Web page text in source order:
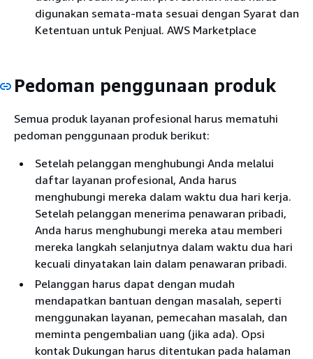
digunakan semata-mata sesuai dengan Syarat dan
Ketentuan untuk Penjual. AWS Marketplace
Pedoman penggunaan produk
Semua produk layanan profesional harus mematuhi
pedoman penggunaan produk berikut:
Setelah pelanggan menghubungi Anda melalui
daftar layanan profesional, Anda harus
menghubungi mereka dalam waktu dua hari kerja.
Setelah pelanggan menerima penawaran pribadi,
Anda harus menghubungi mereka atau memberi
mereka langkah selanjutnya dalam waktu dua hari
kecuali dinyatakan lain dalam penawaran pribadi.
Pelanggan harus dapat dengan mudah
mendapatkan bantuan dengan masalah, seperti
menggunakan layanan, pemecahan masalah, dan
meminta pengembalian uang (jika ada). Opsi
kontak Dukungan harus ditentukan pada halaman